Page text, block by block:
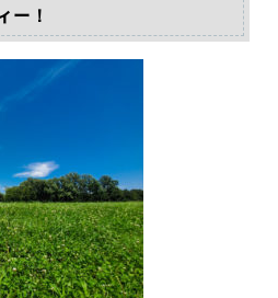
ー！